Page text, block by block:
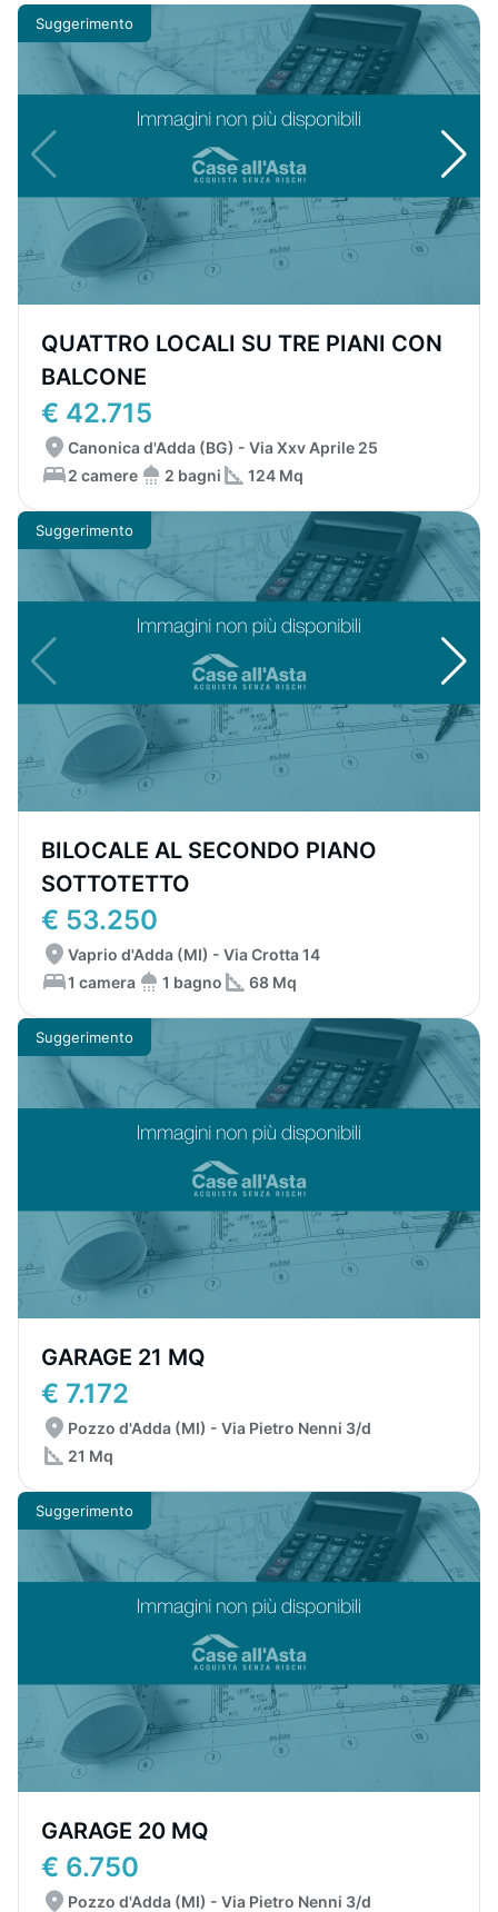
Suggerimento
QUATTRO LOCALI SU TRE PIANI CON
BALCONE
€ 42.715
Canonica d'Adda (BG) - Via Xxv Aprile 25
2 camere
2 bagni 124 Mq
Suggerimento
BILOCALE AL SECONDO PIANO
SOTTOTETTO
€ 53.250
Vaprio d'Adda (MI) - Via Crotta 14
1 camera
1 bagno 68 Mq
Suggerimento
GARAGE 21 MQ
€ 7.172
Pozzo d'Adda (MI) - Via Pietro Nenni 3/d
21 Mq
Suggerimento
GARAGE 20 MQ
€ 6.750
Pozzo d'Adda (MI) - Via Pietro Nenni 3/d